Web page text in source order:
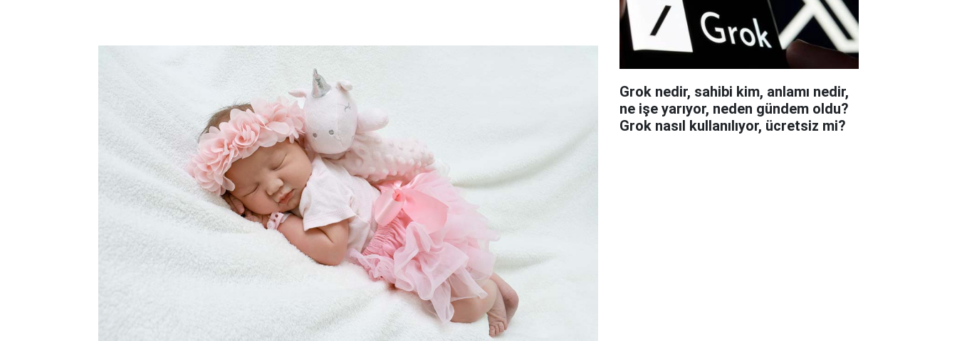
Grok nedir, sahibi kim, anlamı nedir,
ne işe yarıyor, neden gündem oldu?
Grok nasıl kullanılıyor, ücretsiz mi?